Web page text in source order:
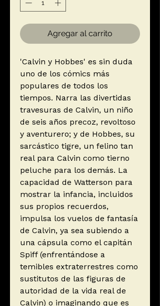
Agregar al carrito
'Calvin y Hobbes' es sin duda
uno de los cómics más
populares de todos los
tiempos. Narra las divertidas
travesuras de Calvin, un niño
de seis años precoz, revoltoso
y aventurero; y de Hobbes, su
sarcástico tigre, un felino tan
real para Calvin como tierno
peluche para los demás. La
capacidad de Watterson para
mostrar la infancia, incluidos
sus propios recuerdos,
impulsa los vuelos de fantasía
de Calvin, ya sea subiendo a
una cápsula como el capitán
Spiff (enfrentándose a
temibles extraterrestres como
sustitutos de las figuras de
autoridad de la vida real de
Calvin) o imaginando que es